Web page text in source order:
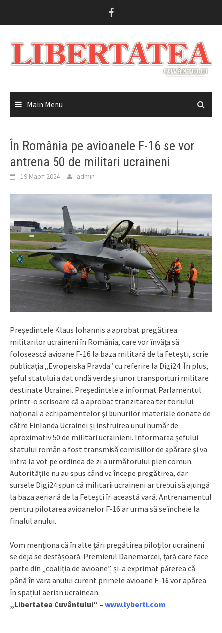
Main Menu
În România pe avioanele F-16 se vor
antrena 50 de militari ucraineni
19 Март 2024 admin
Președintele Klaus Iohannis a aprobat pregătirea
militarilor ucraineni în România, care vor învăța să
folosească avioane F-16 la baza militară de la Fetești, scrie
publicația „Evropeiska Pravda” cu referire la Digi24. În plus,
șeful statului a dat undă verde și unor transporturi militare
destinate Ucrainei. Președintele a informat Parlamentul
printr-o scrisoare că a aprobat tranzitarea teritoriului
naţional a echipamentelor şi bunurilor materiale donate de
către Finlanda Ucrainei şi instruirea unui număr de
aproximativ 50 de militari ucrainieni. Informarea şefului
statului român a fost transmisă comisiilor de apărare şi va
intra la vot pe ordinea de zi a următorului plen comun.
Autoritățile nu au spus când va începe pregătirea, dar
sursele Digi24 spun că militarii ucraineni ar trebui să ajungă
la baza aeriană de la Fetești în această vară. Antrenamentul
pentru pilotarea avioanelor F-16 ar urma să se încheie la
finalul anului.
Vom menționa că în alte țări pregătirea piloților ucraineni
se deja se desfășoară. Premierul Danemarcei, țară care face
parte din „coaliția de avioane”, și-a exprimat părerea că
până în vara anului curent primele avioane F-16 vor apărea
în spațiul aerian ucrainean.
„Libertatea Cuvântului” – www.lyberti.com